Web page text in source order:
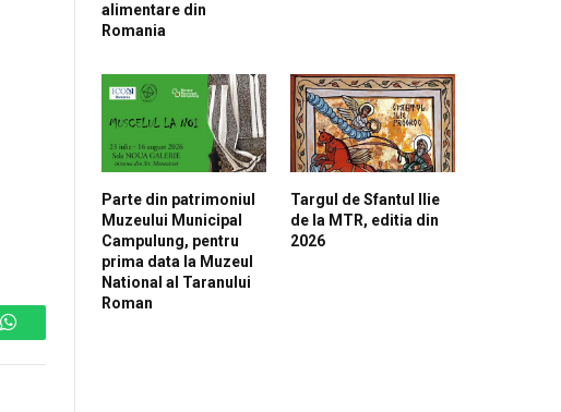
WhatsApp
alimentare din
Romania
Parte din patrimoniul
Muzeului Municipal
Campulung, pentru
prima data la Muzeul
National al Taranului
Roman
Targul de Sfantul Ilie
de la MTR, editia din
2026